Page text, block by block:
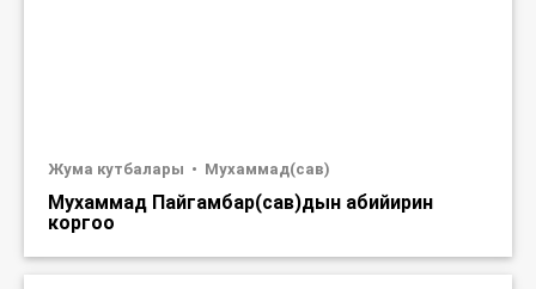
Жума кутбалары Мухаммад(сав)
Мухаммад Пайгамбар(сав)дын абийирин
коргоо